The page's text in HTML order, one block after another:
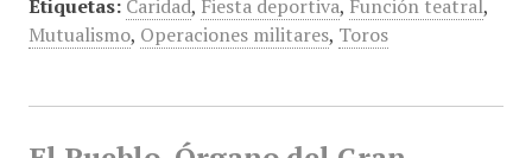
Etiquetas: Caridad, Fiesta deportiva, Función teatral,
Mutualismo, Operaciones militares, Toros